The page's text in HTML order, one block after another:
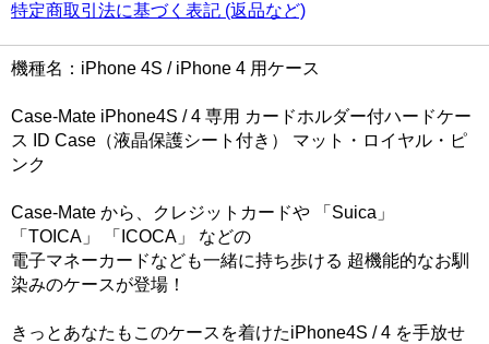
特定商取引法に基づく表記 (返品など)
機種名：iPhone 4S / iPhone 4 用ケース
Case-Mate iPhone4S / 4 専用 カードホルダー付ハードケー
ス ID Case（液晶保護シート付き） マット・ロイヤル・ピ
ンク
Case-Mate から、クレジットカードや 「Suica」
「TOICA」 「ICOCA」 などの
電子マネーカードなども一緒に持ち歩ける 超機能的なお馴
染みのケースが登場！
きっとあなたもこのケースを着けたiPhone4S / 4 を手放せ